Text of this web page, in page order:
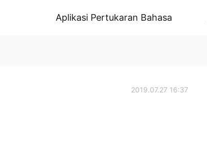
Aplikasi Pertukaran Bahasa
2019.07.27 16:37